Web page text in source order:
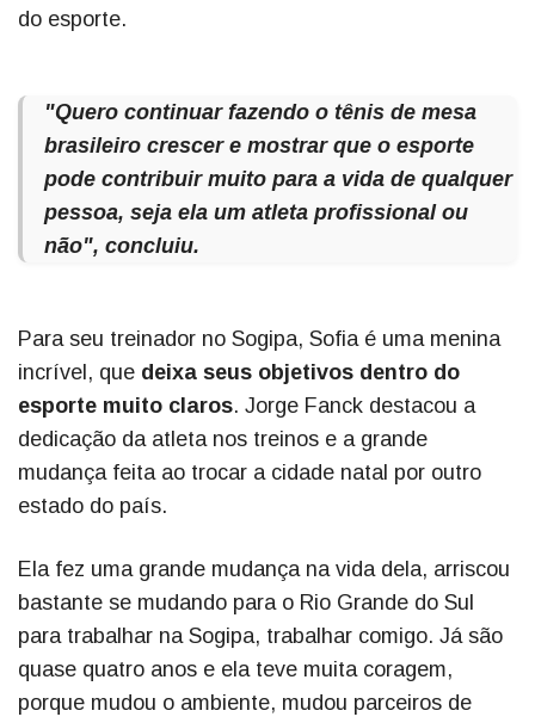
do esporte.
"Quero continuar fazendo o tênis de mesa
brasileiro crescer e mostrar que o esporte
pode contribuir muito para a vida de qualquer
pessoa, seja ela um atleta profissional ou
não", concluiu.
Para seu treinador no Sogipa, Sofia é uma menina
incrível, que deixa seus objetivos dentro do
esporte muito claros. Jorge Fanck destacou a
dedicação da atleta nos treinos e a grande
mudança feita ao trocar a cidade natal por outro
estado do país.
Ela fez uma grande mudança na vida dela, arriscou
bastante se mudando para o Rio Grande do Sul
para trabalhar na Sogipa, trabalhar comigo. Já são
quase quatro anos e ela teve muita coragem,
porque mudou o ambiente, mudou parceiros de